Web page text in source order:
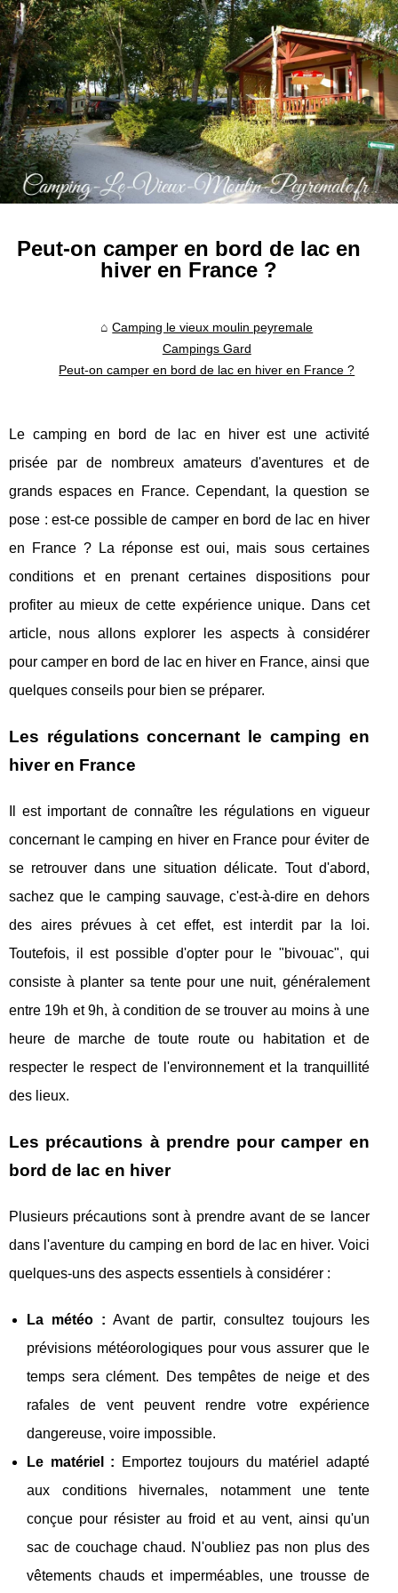
Peut-on camper en bord de lac en
hiver en France ?
Camping le vieux moulin peyremale
Campings Gard
Peut-on camper en bord de lac en hiver en France ?
Le camping en bord de lac en hiver est une activité
prisée par de nombreux amateurs d'aventures et de
grands espaces en France. Cependant, la question se
pose : est-ce possible de camper en bord de lac en hiver
en France ? La réponse est oui, mais sous certaines
conditions et en prenant certaines dispositions pour
profiter au mieux de cette expérience unique. Dans cet
article, nous allons explorer les aspects à considérer
pour camper en bord de lac en hiver en France, ainsi que
quelques conseils pour bien se préparer.
Les régulations concernant le camping en
hiver en France
Il est important de connaître les régulations en vigueur
concernant le camping en hiver en France pour éviter de
se retrouver dans une situation délicate. Tout d'abord,
sachez que le camping sauvage, c'est-à-dire en dehors
des aires prévues à cet effet, est interdit par la loi.
Toutefois, il est possible d'opter pour le "bivouac", qui
consiste à planter sa tente pour une nuit, généralement
entre 19h et 9h, à condition de se trouver au moins à une
heure de marche de toute route ou habitation et de
respecter le respect de l'environnement et la tranquillité
des lieux.
Les précautions à prendre pour camper en
bord de lac en hiver
Plusieurs précautions sont à prendre avant de se lancer
dans l'aventure du camping en bord de lac en hiver. Voici
quelques-uns des aspects essentiels à considérer :
La météo : Avant de partir, consultez toujours les
prévisions météorologiques pour vous assurer que le
temps sera clément. Des tempêtes de neige et des
rafales de vent peuvent rendre votre expérience
dangereuse, voire impossible.
Le matériel : Emportez toujours du matériel adapté
aux conditions hivernales, notamment une tente
conçue pour résister au froid et au vent, ainsi qu'un
sac de couchage chaud. N'oubliez pas non plus des
vêtements chauds et imperméables, une trousse de